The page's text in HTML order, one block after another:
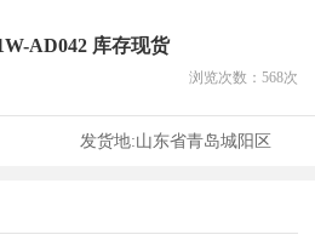
AD042 库存现货
浏览次数： 568次
发货地:山东省青岛城阳区